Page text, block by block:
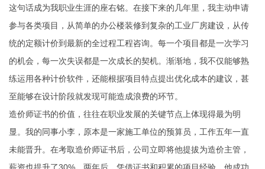
这句话成为我职业生涯的座右铭。在接下来的几年里，我主动申请
参与各类项目，从简单的办公楼装修到复杂的工业厂房建设，从传
统的定额计价到最新的全过程工程咨询。每一个项目都是一次学习
的机会，每一次失误都是一次成长的契机。渐渐地，我不仅能够熟
练运用各种计价软件，还能根据项目特点提出优化成本的建议，甚
至能够在设计阶段就发现可能造成浪费的环节。
造价师证书的价值，往往在职业发展的关键节点上体现得最为明
显。我的同事小李，原本是一家施工单位的预算员，工作五年一直
未能晋升。在考取造价师证书后，公司立即将他提拔为造价主管，